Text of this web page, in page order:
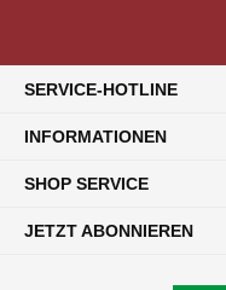
SERVICE-HOTLINE
INFORMATIONEN
SHOP SERVICE
JETZT ABONNIEREN